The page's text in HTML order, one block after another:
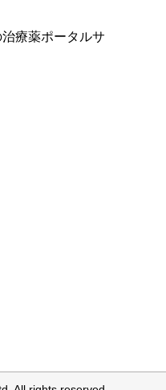
療薬ポータルサ